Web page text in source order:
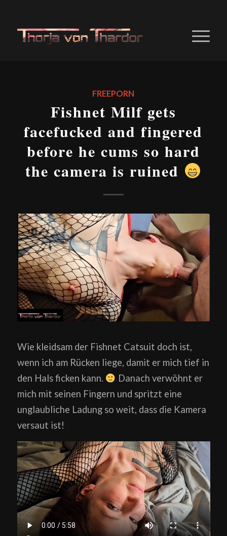
FREEPORN
Fishnet Milf gets
facefucked and fingered
before he cums so hard
the camera is ruined
Wie kleidsam der Fishnet Catsuit doch ist,
wenn ich am Rücken liege, damit er mich tief in
den Hals ficken kann.
Danach verwöhnt er
mich mit seinen Fingern und spritzt eine
unglaubliche Ladung so weit, dass die Kamera
versaut ist!